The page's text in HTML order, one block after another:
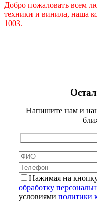
Добро пожаловать всем
техники и винила, наша
1003.
Напишите нам и
Нажимая на
обработку
условиями политики